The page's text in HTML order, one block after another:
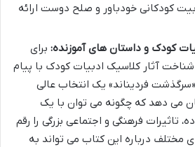
کودکانی خودباور و صلح دوست ارائه
کودک و داستان های آموزنده: برای
آثار کلاسیک ادبیات کودک با پیام
فردیناند» یک انتخاب عالی
می دهد که چگونه می توان با یک
تاثیرات فرهنگی و اجتماعی بزرگی را رقم
مختلف درباره این کتاب می تواند به